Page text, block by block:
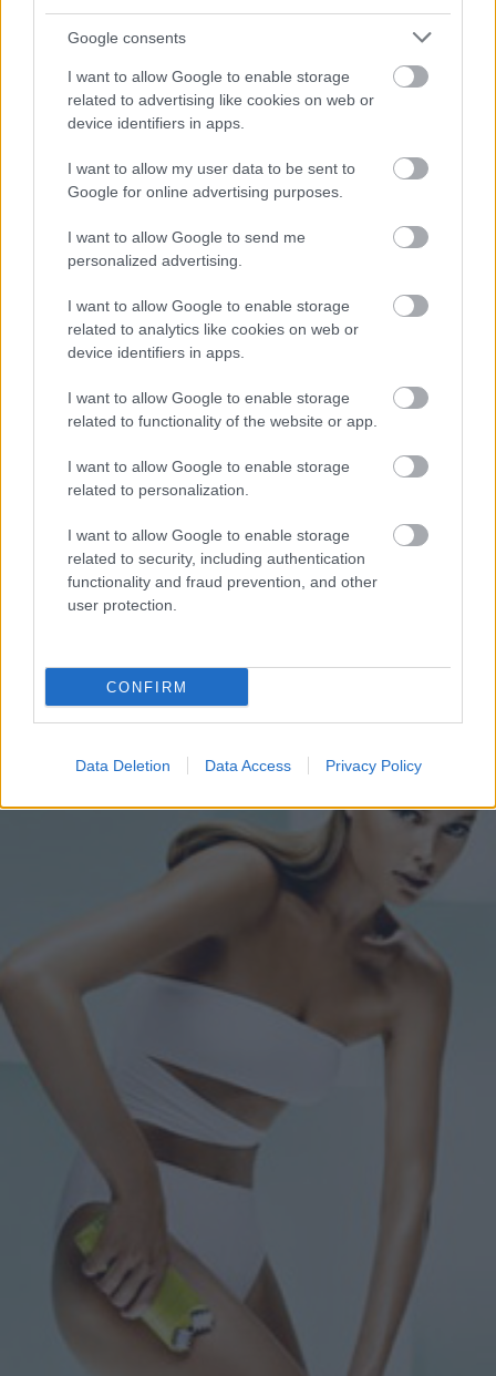
Google consents
I want to allow Google to enable storage
related to advertising like cookies on web or
device identifiers in apps.
I want to allow my user data to be sent to
Google for online advertising purposes.
I want to allow Google to send me
personalized advertising.
I want to allow Google to enable storage
related to analytics like cookies on web or
device identifiers in apps.
I want to allow Google to enable storage
related to functionality of the website or app.
I want to allow Google to enable storage
related to personalization.
I want to allow Google to enable storage
related to security, including authentication
functionality and fraud prevention, and other
user protection.
CONFIRM
Data Deletion Data Access Privacy Policy
Probabil cele mai promitatoare terapii medicale
sunt laserul si sistemele de radiofrecventa.
Sunt disponibile pe piata doua tipuri de aparate
de laser sau lumina, pentru tratamentul sigur si
eficient al celulitei. Unul dintre sisteme foloseste o
combinatie de masaj tisular, radiofrecventa si
lumina infrarosie pentru tratarea celulitei. Al doilea
sistem combina masajul tisular cu energia unei
diode laser. Ambele sisteme ofera imbunatatiri ale
aspectului celulitei dupa mai multe saptamani de
tratament (2 sedinte pe saptamana). Rezultatele